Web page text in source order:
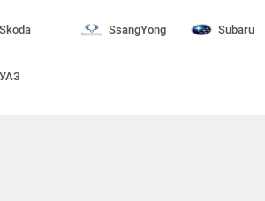
Skoda SsangYong Subaru
УАЗ